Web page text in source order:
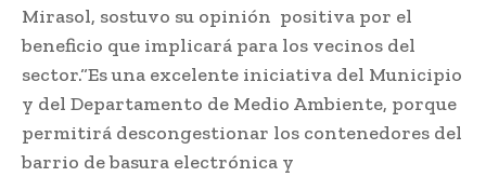
Mirasol, sostuvo su opinión positiva por el
beneficio que implicará para los vecinos del
sector.“Es una excelente iniciativa del Municipio
y del Departamento de Medio Ambiente, porque
permitirá descongestionar los contenedores del
barrio de basura electrónica y